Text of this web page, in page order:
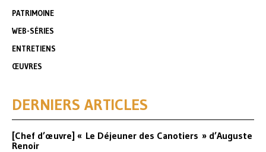
PATRIMOINE
WEB-SÉRIES
ENTRETIENS
ŒUVRES
DERNIERS ARTICLES
[Chef d’œuvre] « Le Déjeuner des Canotiers » d’Auguste
Renoir